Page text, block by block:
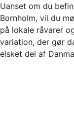
Uanset om du
Bornholm, vil du
på lokale råvarer
variation, der gør
elsket del af